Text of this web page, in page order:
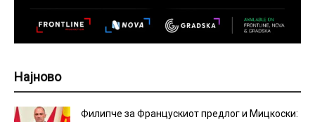
Најново
Филипче за Францускиот предлог и Мицкоски: